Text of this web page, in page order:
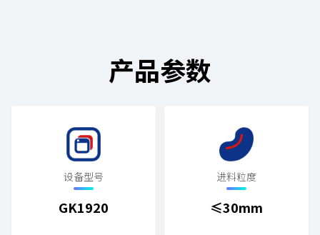
产品参数
设备型号
GK1920
进料粒度
≤30mm